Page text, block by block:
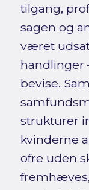
tilgang,
sagen og
været
handlinger
bevise.
strukturer
kvinderne
ofre uden